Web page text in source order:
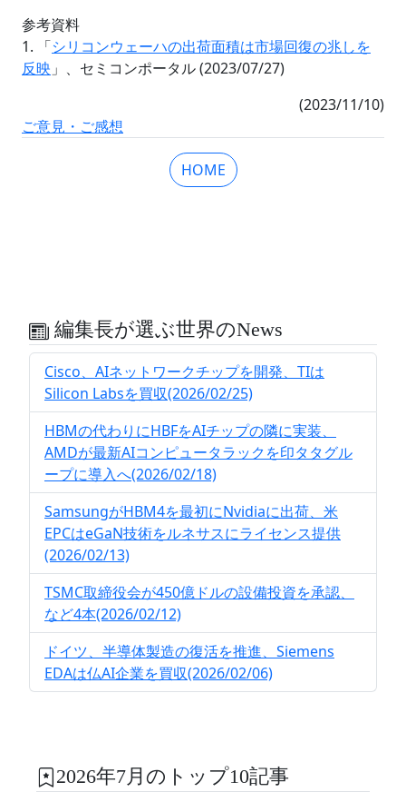
参考資料
1. 「シリコンウェーハの出荷面積は市場回復の兆しを
反映 」、セミコンポータル (2023/07/27)
(2023/11/10)
ご意見・ご感想
HOME
編集長が選ぶ世界のNews
Cisco、AIネットワークチップを開発、TIは
Silicon Labsを買収(2026/02/25)
HBMの代わりにHBFをAIチップの隣に実装、
AMDが最新AIコンピュータラックを印タタグル
ープに導入へ(2026/02/18)
SamsungがHBM4を最初にNvidiaに出荷、米
EPCはeGaN技術をルネサスにライセンス提供
(2026/02/13)
TSMC取締役会が450億ドルの設備投資を承認、
など4本(2026/02/12)
ドイツ、半導体製造の復活を推進、Siemens
EDAは仏AI企業を買収(2026/02/06)
2026年7月のトップ10記事